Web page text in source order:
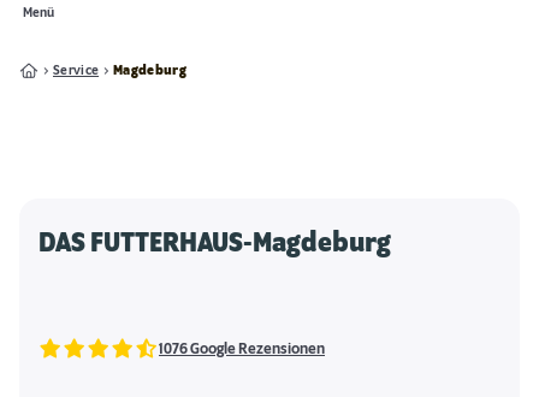
Menü
Service Magdeburg
DAS FUTTERHAUS-Magdeburg
1076 Google Rezensionen